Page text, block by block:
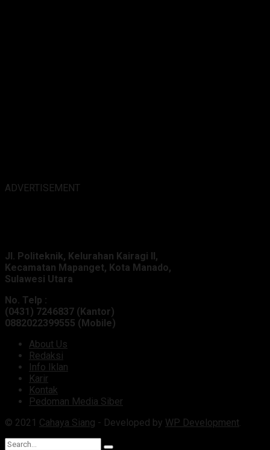
ADVERTISEMENT
Jl. Politeknik, Kelurahan Kairagi II,
Kecamatan Mapanget, Kota Manado,
Sulawesi Utara
No. Telp :
(0431) 7246837 (Kantor)
0882022399555 (Mobile)
About Us
Redaksi
Info Iklan
Karir
Kontak
Pedoman Media Siber
© 2021 Cahaya Siang - Developed by WP Development.